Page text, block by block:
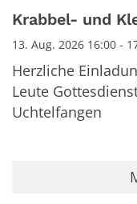
Datum: 13.
Krabbel- und
13. Aug. 2026 16:00 -
Herzliche
Leute
Uchtelfangen